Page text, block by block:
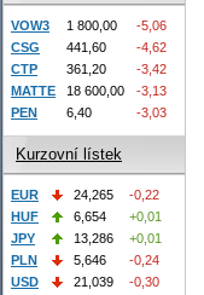
VOW3 1 800,00
-5,06
CSG
441,60
-4,62
CTP
361,20
-3,42
MATTE
18 600,00
-3,13
PEN
6,40 -3,03
Kurzovní lístek
EUR 24,265
-0,22
HUF
6,654
+0,01
JPY
13,286
+0,01
PLN
5,646
-0,24
USD
21,039 -0,30